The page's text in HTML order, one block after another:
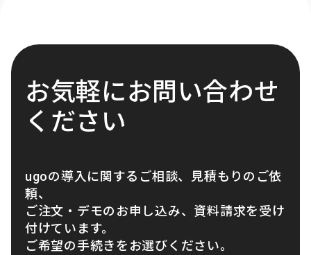
お気軽にお問い合わせ
ください
ugoの導入に関するご相談、見積もりのご依
頼、
ご注文・デモのお申し込み、資料請求を受け
付けています。
ご希望の手続きをお選びください。